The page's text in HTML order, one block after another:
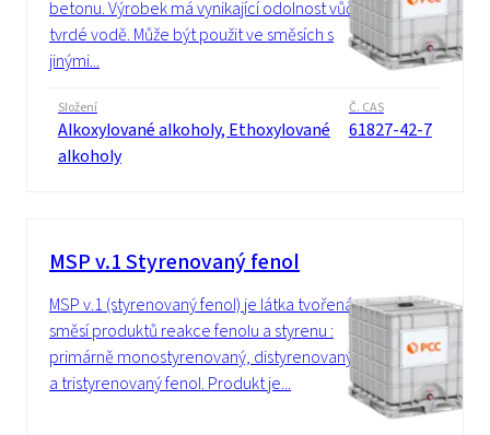
betonu. Výrobek má vynikající odolnost vůči
tvrdé vodě. Může být použit ve směsích s
jinými...
Složení
Alkoxylované alkoholy, Ethoxylované
alkoholy
Č. CAS
61827-42-7
MSP v.1 Styrenovaný fenol
MSP v.1 (styrenovaný fenol) je látka tvořená
směsí produktů reakce fenolu a styrenu :
primárně monostyrenovaný, distyrenovaný
a tristyrenovaný fenol. Produkt je...